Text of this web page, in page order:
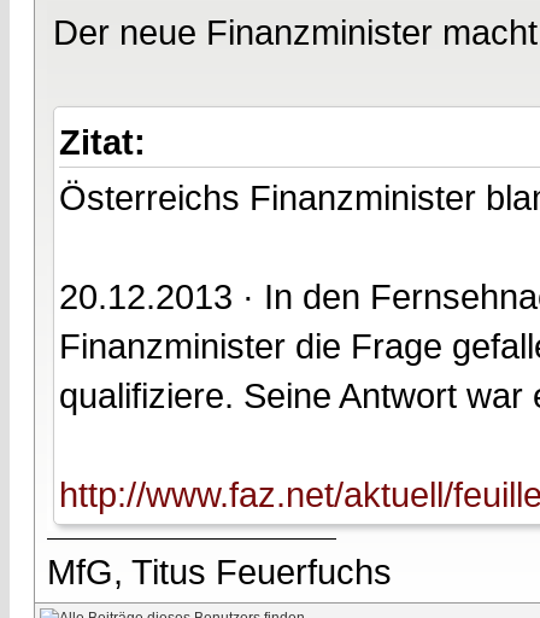
Der neue Finanzminister
Zitat:
Österreichs Finanzminister
20.12.2013 · In den
Finanzminister die Frage
qualifiziere. Seine Antwort
http://www.faz.net/aktuell/
MfG, Titus Feuerfuchs